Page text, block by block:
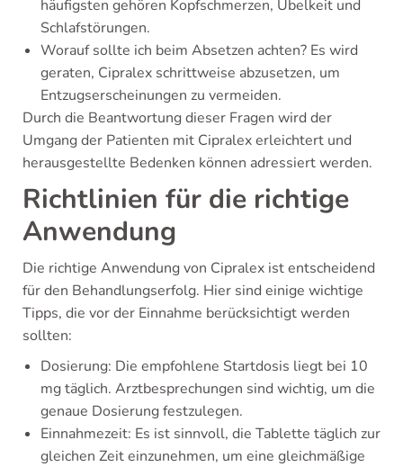
häufigsten gehören Kopfschmerzen, Übelkeit und
Schlafstörungen.
Worauf sollte ich beim Absetzen achten? Es wird
geraten, Cipralex schrittweise abzusetzen, um
Entzugserscheinungen zu vermeiden.
Durch die Beantwortung dieser Fragen wird der
Umgang der Patienten mit Cipralex erleichtert und
herausgestellte Bedenken können adressiert werden.
Richtlinien für die richtige
Anwendung
Die richtige Anwendung von Cipralex ist entscheidend
für den Behandlungserfolg. Hier sind einige wichtige
Tipps, die vor der Einnahme berücksichtigt werden
sollten:
Dosierung: Die empfohlene Startdosis liegt bei 10
mg täglich. Arztbesprechungen sind wichtig, um die
genaue Dosierung festzulegen.
Einnahmezeit: Es ist sinnvoll, die Tablette täglich zur
gleichen Zeit einzunehmen, um eine gleichmäßige